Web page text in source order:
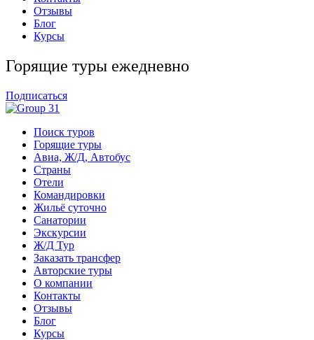
Отзывы
Блог
Курсы
Горящие туры ежедневно
Подписаться
Поиск туров
Горящие туры
Авиа, Ж/Д, Автобус
Страны
Отели
Командировки
Жильё суточно
Санатории
Экскурсии
Ж/Д Тур
Заказать трансфер
Авторские туры
О компании
Контакты
Отзывы
Блог
Курсы